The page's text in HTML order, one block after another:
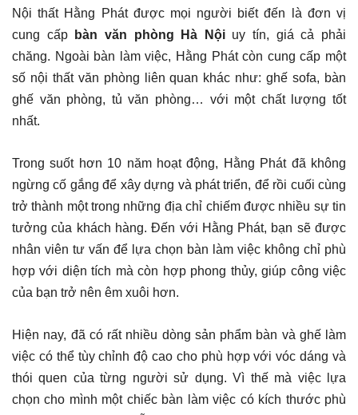
Nội thất Hằng Phát được mọi người biết đến là đơn vị
cung cấp
bàn văn phòng Hà Nộiuy tín, giá cả phải
chăng. Ngoài bàn làm việc, Hằng Phát còn cung cấp một
số nội thất văn phòng liên quan khác như: ghế sofa, bàn
ghế văn phòng, tủ văn phòng… với một chất lượng tốt
nhất.
Trong suốt hơn 10 năm hoạt động, Hằng Phát đã không
ngừng cố gắng để xây dựng và phát triển, để rồi cuối cùng
trở thành một trong những địa chỉ chiếm được nhiều sự tin
tưởng của khách hàng. Đến với Hằng Phát, bạn sẽ được
nhân viên tư vấn để lựa chọn bàn làm việc không chỉ phù
hợp với diện tích mà còn hợp phong thủy, giúp công việc
của bạn trở nên êm xuôi hơn.
Hiện nay, đã có rất nhiều dòng sản phẩm bàn và ghế làm
việc có thể tùy chỉnh độ cao cho phù hợp với vóc dáng và
thói quen của từng người sử dụng. Vì thế mà việc lựa
chọn cho mình một chiếc bàn làm việc có kích thước phù